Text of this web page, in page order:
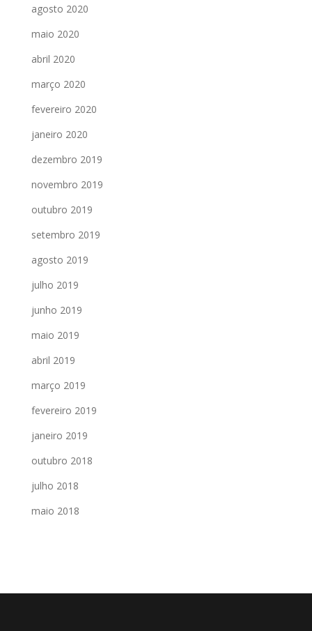
agosto 2020
maio 2020
abril 2020
março 2020
fevereiro 2020
janeiro 2020
dezembro 2019
novembro 2019
outubro 2019
setembro 2019
agosto 2019
julho 2019
junho 2019
maio 2019
abril 2019
março 2019
fevereiro 2019
janeiro 2019
outubro 2018
julho 2018
maio 2018